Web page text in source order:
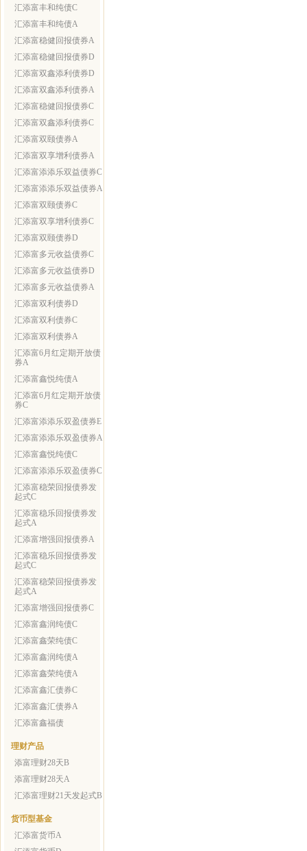
汇添富丰和纯债C
汇添富丰和纯债A
汇添富稳健回报债券A
汇添富稳健回报债券D
汇添富双鑫添利债券D
汇添富双鑫添利债券A
汇添富稳健回报债券C
汇添富双鑫添利债券C
汇添富双颐债券A
汇添富双享增利债券A
汇添富添添乐双益债券C
汇添富添添乐双益债券A
汇添富双颐债券C
汇添富双享增利债券C
汇添富双颐债券D
汇添富多元收益债券C
汇添富多元收益债券D
汇添富多元收益债券A
汇添富双利债券D
汇添富双利债券C
汇添富双利债券A
汇添富6月红定期开放债
券A
汇添富鑫悦纯债A
汇添富6月红定期开放债
券C
汇添富添添乐双盈债券E
汇添富添添乐双盈债券A
汇添富鑫悦纯债C
汇添富添添乐双盈债券C
汇添富稳荣回报债券发
起式C
汇添富稳乐回报债券发
起式A
汇添富增强回报债券A
汇添富稳乐回报债券发
起式C
汇添富稳荣回报债券发
起式A
汇添富增强回报债券C
汇添富鑫润纯债C
汇添富鑫荣纯债C
汇添富鑫润纯债A
汇添富鑫荣纯债A
汇添富鑫汇债券C
汇添富鑫汇债券A
汇添富鑫福债
理财产品
添富理财28天B
添富理财28天A
汇添富理财21天发起式B
货币型基金
汇添富货币A